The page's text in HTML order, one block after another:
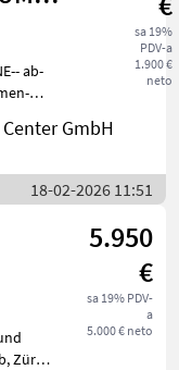
sa 19%
PDV-a
1.900 €
neto
ab-
NH
GmbH
18-02-2026 11:51
5.950
€
sa 19% PDV-
a
5.000 € neto